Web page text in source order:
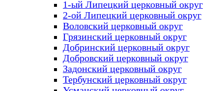
1-ый Липецкий церковный округ
2-ой Липецкий церковный округ
Воловский церковный округ
Грязинский церковный округ
Добринский церковный округ
Добровский церковный округ
Задонский церковный округ
Тербунский церковный округ